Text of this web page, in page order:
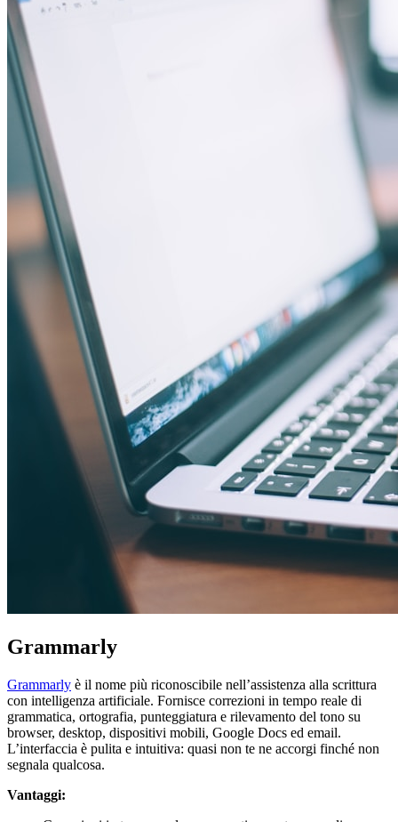
Grammarly
Grammarly è il nome più riconoscibile nell’assistenza alla scrittura
con intelligenza artificiale. Fornisce correzioni in tempo reale di
grammatica, ortografia, punteggiatura e rilevamento del tono su
browser, desktop, dispositivi mobili, Google Docs ed email.
L’interfaccia è pulita e intuitiva: quasi non te ne accorgi finché non
segnala qualcosa.
Vantaggi: